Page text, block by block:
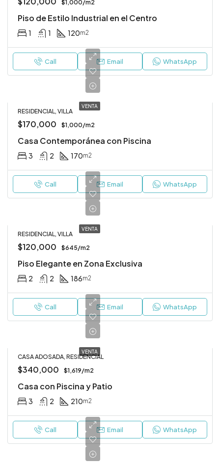
$1,000/m2
Piso de Estilo Industrial en el Centro
1 1 120m2
Call Email WhatsApp
VENTA
RESIDENCIAL, VILLA
$170,000 $1,000/m2
Casa Contemporánea con Piscina
3 2 170m2
Call Email WhatsApp
VENTA
RESIDENCIAL, VILLA
$120,000 $645/m2
Piso Elegante en Zona Exclusiva
2 2 186m2
Call Email WhatsApp
VENTA
CASA ADOSADA, RESIDENCIAL
$340,000 $1,619/m2
Casa con Piscina y Patio
3 2 210m2
Call Email WhatsApp